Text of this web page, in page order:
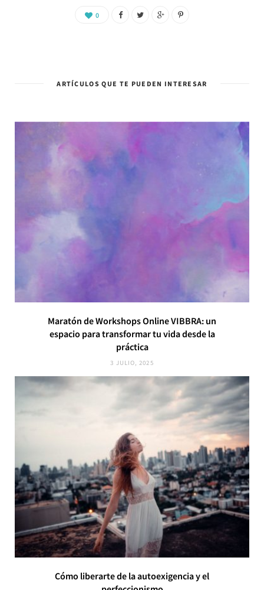
0
ARTÍCULOS QUE TE PUEDEN INTERESAR
Maratón de Workshops Online VIBBRA: un
espacio para transformar tu vida desde la
práctica
3 JULIO, 2025
Cómo liberarte de la autoexigencia y el